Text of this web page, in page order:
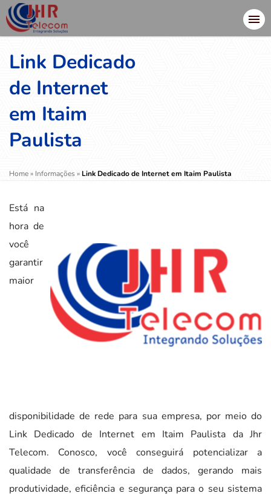
Link Dedicado
de Internet
em Itaim
Paulista
Home» Informações» Link Dedicado de Internet em Itaim Paulista
Está na
hora de
você
garantir
maior
disponibilidade de rede para sua empresa, por meio do
Link Dedicado de Internet em Itaim Paulista da Jhr
Telecom. Conosco, você conseguirá potencializar a
qualidade de transferência de dados, gerando mais
produtividade, eficiência e segurança para o seu sistema